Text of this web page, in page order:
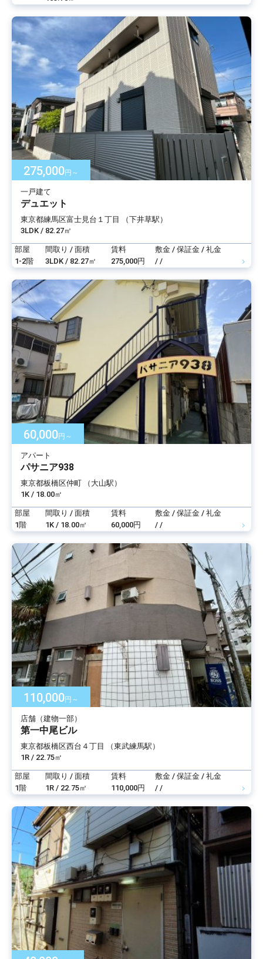
275,000円～
一戸建て
デュエット
東京都練馬区富士見台１丁目 （下井草駅）
3LDK / 82.27㎡
部屋 間取り / 面積 賃料
敷金 / 保証金 / 礼金
1-2階
3LDK / 82.27㎡ 275,000円 / /
60,000円～
アパート
パサニア938
東京都板橋区仲町 （大山駅）
1K / 18.00㎡
部屋 間取り / 面積 賃料
敷金 / 保証金 / 礼金
1階
1K / 18.00㎡ 60,000円 / /
110,000円～
店舗（建物一部）
第一中尾ビル
東京都板橋区西台４丁目 （東武練馬駅）
1R / 22.75㎡
部屋 間取り / 面積 賃料
敷金 / 保証金 / 礼金
1階
1R / 22.75㎡ 110,000円 / /